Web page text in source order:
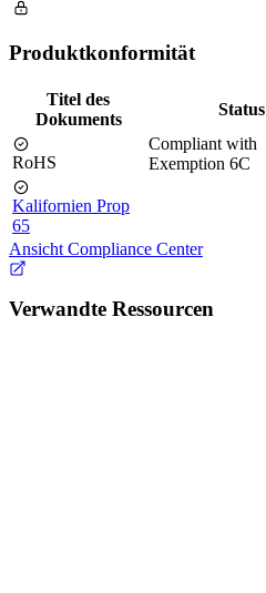
Produktkonformität
Titel des
Dokuments
Status
RoHS
Compliant with
Exemption 6C
Kalifornien Prop
65
Ansicht Compliance Center
Verwandte Ressourcen